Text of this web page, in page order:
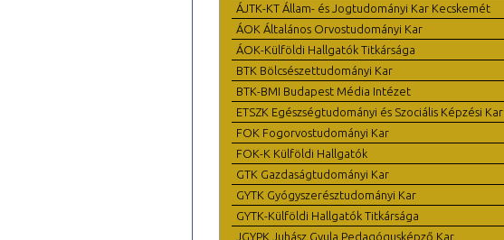
ÁJTK-KT Állam- és Jogtudományi Kar Kecskemét
ÁOK Általános Orvostudományi Kar
ÁOK-Külföldi Hallgatók Titkársága
BTK Bölcsészettudományi Kar
BTK-BMI Budapest Média Intézet
ETSZK Egészségtudományi és Szociális Képzési Kar
FOK Fogorvostudományi Kar
FOK-K Külföldi Hallgatók
GTK Gazdaságtudományi Kar
GYTK Gyógyszerésztudományi Kar
GYTK-Külföldi Hallgatók Titkársága
JGYPK Juhász Gyula Pedagógusképző Kar